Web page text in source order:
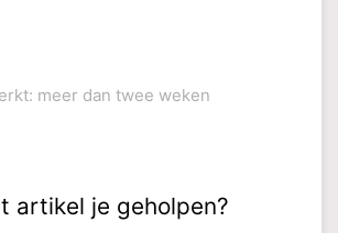
meer dan twee weken
artikel je geholpen?